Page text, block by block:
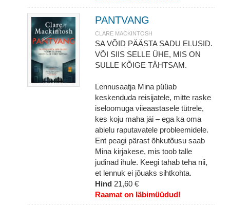
PANTVANG
CLARE MACKINTOSH
SA VÕID PÄÄSTA SADU ELUSID.
VÕI SIIS SELLE ÜHE, MIS ON
SULLE KÕIGE TÄHTSAM.
Lennusaatja Mina püüab
keskenduda reisijatele, mitte raske
iseloomuga viieaastasele tütrele,
kes koju maha jäi – ega ka oma
abielu raputavatele probleemidele.
Ent peagi pärast õhkutõusu saab
Mina kirjakese, mis toob talle
judinad ihule. Keegi tahab teha nii,
et lennuk ei jõuaks sihtkohta.
Hind 21,60 €
Raamat on läbimüüdud!